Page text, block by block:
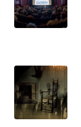
WN
WN
MALUKU
WN